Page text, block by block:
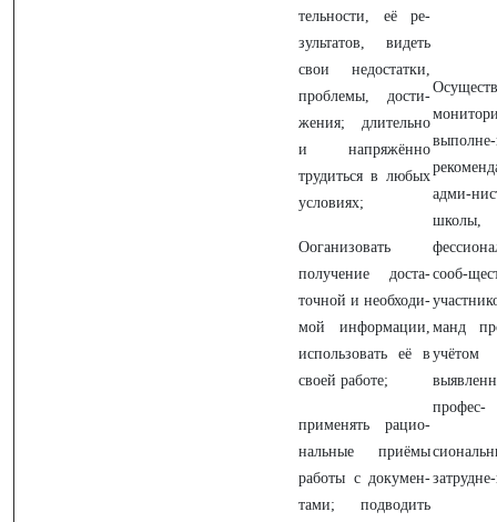
тельности, её ре-
зультатов, видеть
свои недостатки,
проблемы, дости-
жения; длительно
и напряжённо
трудиться в любых
условиях;
Ооганизовать
получение доста-
точной и необходи-
мой информации,
использовать её в
своей работе;
применять рацио-
нальные приёмы
работы с докумен-
тами; подводить
адми-
сооб-
манд
учётом
профес-